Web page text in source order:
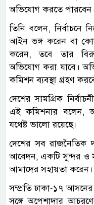
অভিযোগ করতে পারবেন।
তিনি বলেন, নির্বাচনে
আইন ভঙ্গ করেন বা কোনো
করেন, তবে তার
অভিযোগ করা যাবে।
কমিশন ব্যবস্থা গ্রহণ
দেশের সামগ্রিক
এই কমিশনার বলেন,
যথেষ্ট ভালো রয়েছে।
দেশের সব রাজনৈতিক
আবেদন, একটি সুন্দর ও
আমাদের সহায়তা করেন।
সম্প্রতি ঢাকা-১৭ আসনের
সঙ্গে অপেশাদার